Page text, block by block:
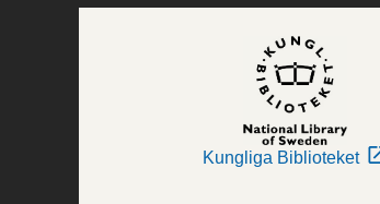
Kungliga Biblioteket